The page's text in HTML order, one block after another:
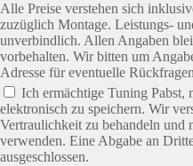
Alle Preise verstehen sich
zuzüglich Montage. Leistungs-
unverbindlich. Allen Angaben
vorbehalten. Wir bitten um
Adresse für eventuelle
Ich ermächtige Tuning Pabst,
elektronisch zu speichern. Wir
Vertraulichkeit zu behandeln und
verwenden. Eine Abgabe an
ausgeschlossen.